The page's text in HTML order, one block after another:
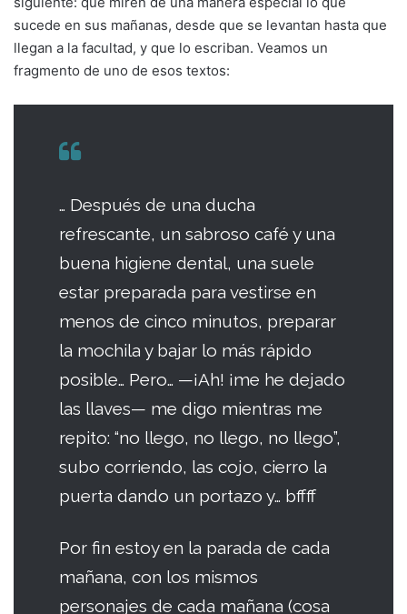
sucede en sus mañanas, desde que se levantan hasta que
llegan a la facultad, y que lo escriban. Veamos un
fragmento de uno de esos textos:
… Después de una ducha
refrescante, un sabroso café y una
buena higiene dental, una suele
estar preparada para vestirse en
menos de cinco minutos, preparar
la mochila y bajar lo más rápido
posible… Pero… —¡Ah! ¡me he dejado
las llaves— me digo mientras me
repito: “no llego, no llego, no llego”,
subo corriendo, las cojo, cierro la
puerta dando un portazo y… bffff
Por fin estoy en la parada de cada
mañana, con los mismos
personajes de cada mañana (cosa